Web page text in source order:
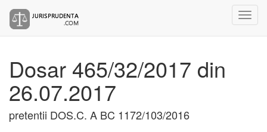
Dosar 465/32/2017 din
26.07.2017
pretentii DOS.C. A BC 1172/103/2016